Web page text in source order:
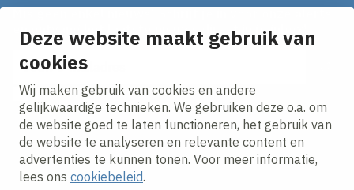
Deze website maakt gebruik van
cookies
Wij maken gebruik van cookies en andere
gelijkwaardige technieken. We gebruiken deze o.a. om
de website goed te laten functioneren, het gebruik van
de website te analyseren en relevante content en
advertenties te kunnen tonen. Voor meer informatie,
lees ons cookiebeleid.
en ontvang het laatste nieuws direct in je inbox!
E-mailadres
Ik ga akkoord met hetprivacy statement.